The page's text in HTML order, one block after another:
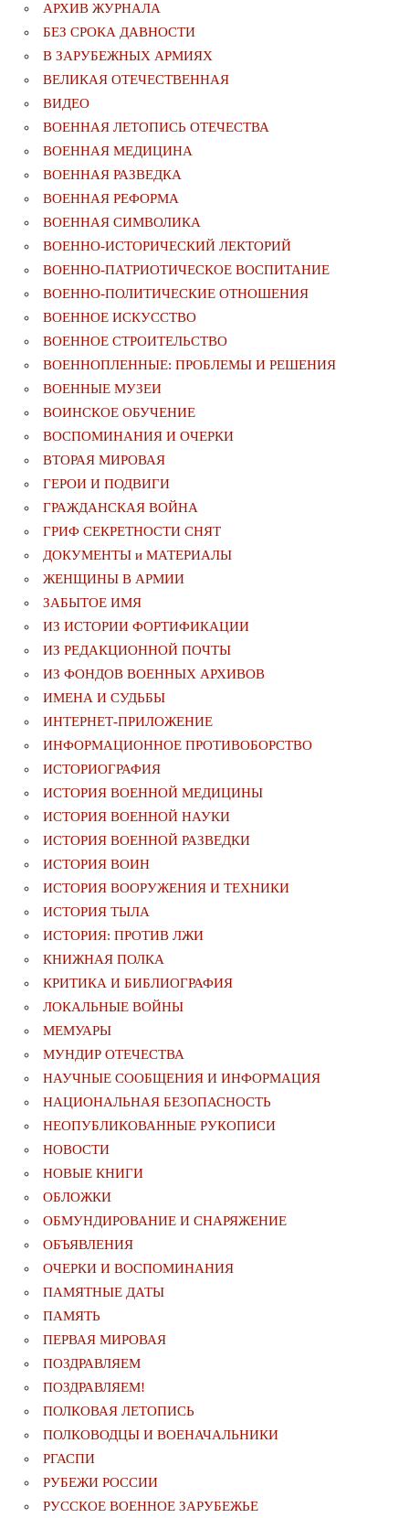
АРХИВ ЖУРНАЛА
БЕЗ СРОКА ДАВНОСТИ
В ЗАРУБЕЖНЫХ АРМИЯХ
ВЕЛИКАЯ ОТЕЧЕСТВЕННАЯ
ВИДЕО
ВОЕННАЯ ЛЕТОПИСЬ ОТЕЧЕСТВА
ВОЕННАЯ МЕДИЦИНА
ВОЕННАЯ РАЗВЕДКА
ВОЕННАЯ РЕФОРМА
ВОЕННАЯ СИМВОЛИКА
ВОЕННО-ИСТОРИЧЕСКИЙ ЛЕКТОРИЙ
ВОЕННО-ПАТРИОТИЧЕСКОЕ ВОСПИТАНИЕ
ВОЕННО-ПОЛИТИЧЕСКИE ОТНОШЕНИЯ
ВОЕННОЕ ИСКУССТВО
ВОЕННОЕ СТРОИТЕЛЬСТВО
ВОЕННОПЛЕННЫЕ: ПРОБЛЕМЫ И РЕШЕНИЯ
ВОЕННЫЕ МУЗЕИ
ВОИНСКОЕ ОБУЧЕНИЕ
ВОСПОМИНАНИЯ И ОЧЕРКИ
ВТОРАЯ МИРОВАЯ
ГЕРОИ И ПОДВИГИ
ГРАЖДАНСКАЯ ВОЙНА
ГРИФ СЕКРЕТНОСТИ СНЯТ
ДОКУМЕНТЫ и МАТЕРИАЛЫ
ЖЕНЩИНЫ В АРМИИ
ЗАБЫТОЕ ИМЯ
ИЗ ИСТОРИИ ФОРТИФИКАЦИИ
ИЗ РЕДАКЦИОННОЙ ПОЧТЫ
ИЗ ФОНДОВ ВОЕННЫХ АРХИВОВ
ИМЕНА И СУДЬБЫ
ИНТЕРНЕТ-ПРИЛОЖЕНИЕ
ИНФОРМАЦИОННОЕ ПРОТИВОБОРСТВО
ИСТОРИОГРАФИЯ
ИСТОРИЯ ВОЕННОЙ МЕДИЦИНЫ
ИСТОРИЯ ВОЕННОЙ НАУКИ
ИСТОРИЯ ВОЕННОЙ РАЗВЕДКИ
ИСТОРИЯ ВОИН
ИСТОРИЯ ВООРУЖЕНИЯ И ТЕХНИКИ
ИСТОРИЯ ТЫЛА
ИСТОРИЯ: ПРОТИВ ЛЖИ
КНИЖНАЯ ПОЛКА
КРИТИКА И БИБЛИОГРАФИЯ
ЛОКАЛЬНЫЕ ВОЙНЫ
МЕМУАРЫ
МУНДИР ОТЕЧЕСТВА
НАУЧНЫЕ СООБЩЕНИЯ И ИНФОРМАЦИЯ
НАЦИОНАЛЬНАЯ БЕЗОПАСНОСТЬ
НЕОПУБЛИКОВАННЫЕ РУКОПИСИ
НОВОСТИ
НОВЫЕ КНИГИ
ОБЛОЖКИ
ОБМУНДИРОВАНИЕ И СНАРЯЖЕНИЕ
ОБЪЯВЛЕНИЯ
ОЧЕРКИ И ВОСПОМИНАНИЯ
ПАМЯТНЫЕ ДАТЫ
ПАМЯТЬ
ПЕРВАЯ МИРОВАЯ
ПОЗДРАВЛЯЕМ
ПОЗДРАВЛЯЕМ!
ПОЛКОВАЯ ЛЕТОПИСЬ
ПОЛКОВОДЦЫ И ВОЕНАЧАЛЬНИКИ
РГАСПИ
РУБЕЖИ РОССИИ
РУССКОЕ ВОЕННОЕ ЗАРУБЕЖЬЕ